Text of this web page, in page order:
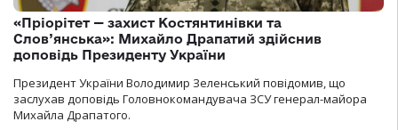
«Пріорітет — захист Костянтинівки та
Слов’янська»: Михайло Драпатий здійснив
доповідь Президенту України
Президент України Володимир Зеленський повідомив, що
заслухав доповідь Головнокомандувача ЗСУ генерал-майора
Михайла Драпатого.